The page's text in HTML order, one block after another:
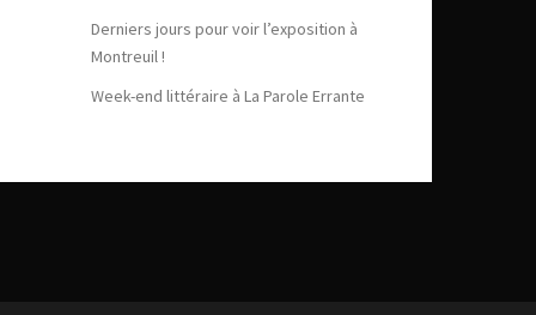
Derniers jours pour voir l’exposition à
Montreuil !
Week-end littéraire à La Parole Errante